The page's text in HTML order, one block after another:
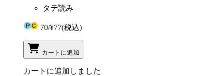
タテ読み
70/¥77(税込)
カートに追加
カートに追加しました